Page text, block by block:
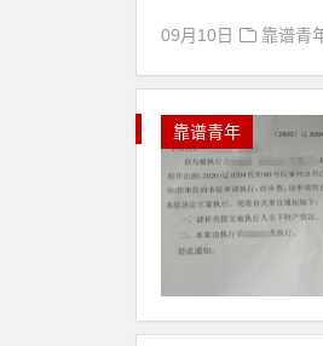
09月10日 靠谱青
靠谱青年